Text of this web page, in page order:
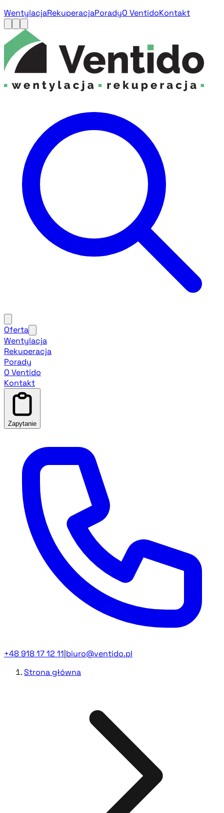
WentylacjaRekuperacjaPoradyO VentidoKontakt
Oferta
Wentylacja
Rekuperacja
Porady
O Ventido
Kontakt
Zapytanie
+48 918 17 12 11 biuro@ventido.pl
Strona główna